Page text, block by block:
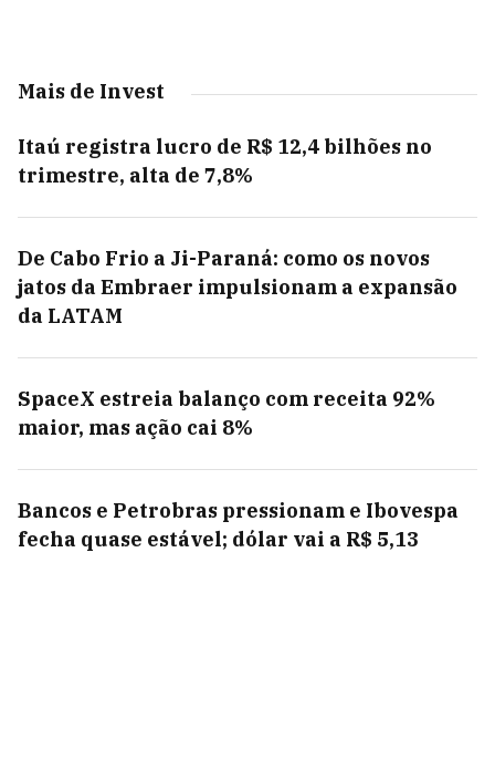
Mais de Invest
Itaú registra lucro de R$ 12,4 bilhões no
trimestre, alta de 7,8%
De Cabo Frio a Ji-Paraná: como os novos
jatos da Embraer impulsionam a expansão
da LATAM
SpaceX estreia balanço com receita 92%
maior, mas ação cai 8%
Bancos e Petrobras pressionam e Ibovespa
fecha quase estável; dólar vai a R$ 5,13